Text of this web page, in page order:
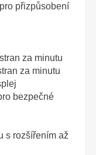
přizpůsobení
za minutu
za minutu
bezpečné
s rozšířením až